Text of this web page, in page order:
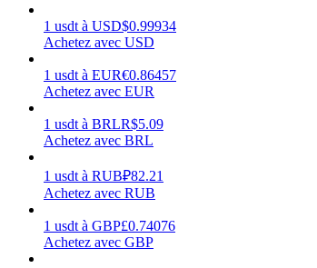
Stratégies de trading
Apprenez à rester rentable
1 usdt à USD$0.99934
Achetez avec USD
1 usdt à EUR€0.86457
Achetez avec EUR
1 usdt à BRLR$5.09
Achetez avec BRL
1 usdt à RUB₽82.21
Achetez avec RUB
1 usdt à GBP£0.74076
Achetez avec GBP